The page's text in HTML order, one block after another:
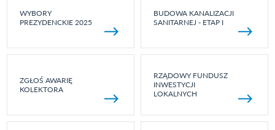
WYBORY
PREZYDENCKIE 2025
BUDOWA KANALIZACJI
SANITARNEJ - ETAP I
ZGŁOŚ AWARIĘ
KOLEKTORA
RZĄDOWY FUNDUSZ
INWESTYCJI
LOKALNYCH